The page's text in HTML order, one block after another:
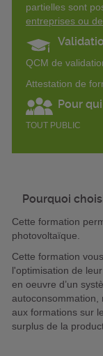
partielles sont
entreprises ou
QCM de
Attestation de
Pour qui
TOUT PUBLIC
Pourquoi
Cette formation
photovoltaïque.
Cette formation
l'optimisation de
en oeuvre d’un
autoconsommation,
aux formations sur
surplus de la